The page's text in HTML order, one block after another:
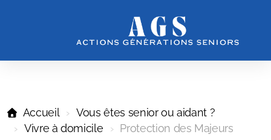
Accueil
Vous êtes senior ou aidant ?
Vivre à domicile
Protection des Majeurs